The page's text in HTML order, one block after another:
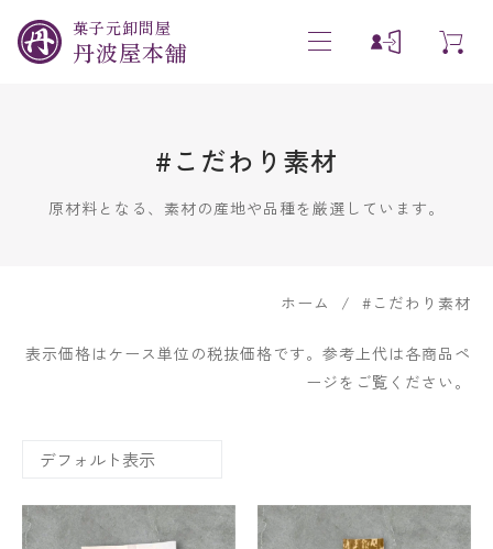
菓子元卸問屋
丹波屋本舗
#こだわり素材
原材料となる、素材の産地や品種を厳選しています。
ホーム #こだわり素材
表示価格はケース単位の税抜価格です。参考上代は各商品ペ
ージをご覧ください。